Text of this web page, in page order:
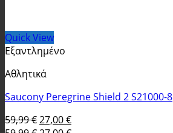
Quick View
Εξαντλημένο
Αθλητικά
Saucony Peregrine Shield 2 S21000-8
59,99€ Original
27,00€Η